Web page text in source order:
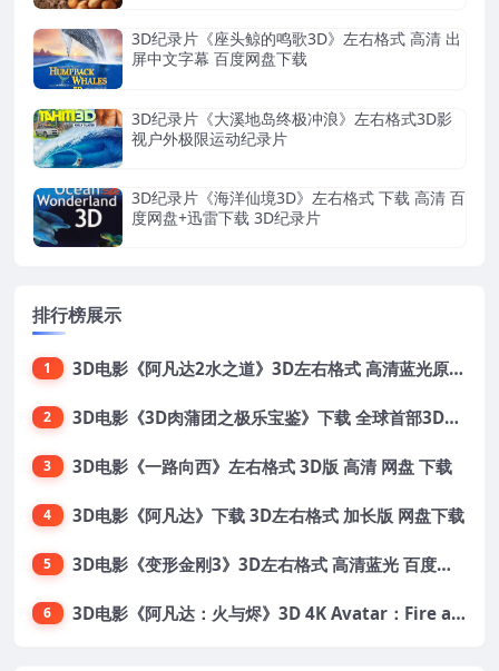
3D纪录片《座头鲸的鸣歌3D》左右格式 高清 出
屏中文字幕 百度网盘下载
3D纪录片《大溪地岛终极冲浪》左右格式3D影
视户外极限运动纪录片
3D纪录片《海洋仙境3D》左右格式 下载 高清 百
度网盘+迅雷下载 3D纪录片
排行榜展示
1 3D电影《阿凡达2水之道》3D左右格式 高清蓝光原盘 网盘下载 中文配音 4K3DVR电影
2 3D电影《3D肉蒲团之极乐宝鉴》下载 全球首部3D限制级电影 网盘下载
3 3D电影《一路向西》左右格式 3D版 高清 网盘 下载
4 3D电影《阿凡达》下载 3D左右格式 加长版 网盘下载
5 3D电影《变形金刚3》3D左右格式 高清蓝光 百度网盘+迅雷 下载 出屏国配字幕.国英双语
6 3D电影《阿凡达：火与烬》3D 4K Avatar：Fire and Ash 3D 左右格式 高清4K 电影 下载